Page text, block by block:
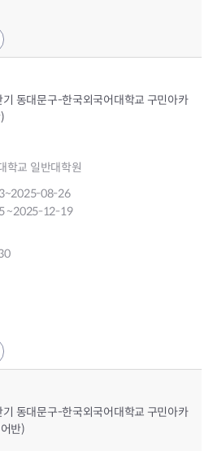
동대문구-한국외국어대학교 구민아카
학교 일반대학원
~2025-08-26
~2025-12-19
동대문구-한국외국어대학교 구민아카
반)